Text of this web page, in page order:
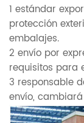
1 estándar
protección
embalajes.
2 envío por
requisitos para
3 responsable
envío,